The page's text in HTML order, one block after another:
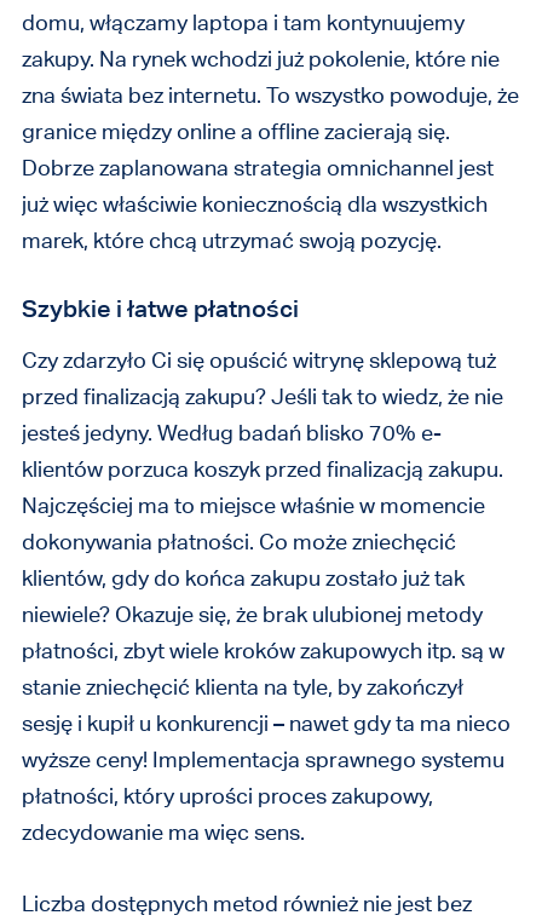
domu, włączamy laptopa i tam kontynuujemy
zakupy. Na rynek wchodzi już pokolenie, które nie
zna świata bez internetu. To wszystko powoduje, że
granice między online a offline zacierają się.
Dobrze zaplanowana strategia omnichannel jest
już więc właściwie koniecznością dla wszystkich
marek, które chcą utrzymać swoją pozycję.
Szybkie i łatwe płatności
Czy zdarzyło Ci się opuścić witrynę sklepową tuż
przed finalizacją zakupu? Jeśli tak to wiedz, że nie
jesteś jedyny. Według badań blisko 70% e-
klientów porzuca koszyk przed finalizacją zakupu.
Najczęściej ma to miejsce właśnie w momencie
dokonywania płatności. Co może zniechęcić
klientów, gdy do końca zakupu zostało już tak
niewiele? Okazuje się, że brak ulubionej metody
płatności, zbyt wiele kroków zakupowych itp. są w
stanie zniechęcić klienta na tyle, by zakończył
sesję i kupił u konkurencji – nawet gdy ta ma nieco
wyższe ceny! Implementacja sprawnego systemu
płatności, który uprości proces zakupowy,
zdecydowanie ma więc sens.
Liczba dostępnych metod również nie jest bez